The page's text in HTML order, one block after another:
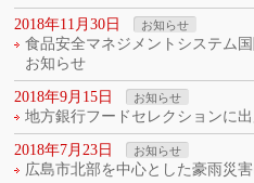
2018年11月30日 お知らせ
食品安全マネジメントシステム
お知らせ
2018年9月15日 お知らせ
地方銀行フードセレクションに
2018年7月23日 お知らせ
広島市北部を中心とした豪雨災